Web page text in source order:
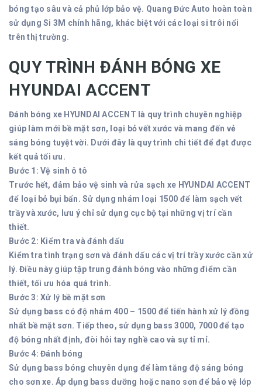
bóng tạo sâu và cả phủ lớp bảo vệ. Quang Đức Auto hoàn toàn
sử dụng Si 3M chính hãng, khác biệt với các loại si trôi nổi
trên thị trường.
QUY TRÌNH ĐÁNH BÓNG XE
HYUNDAI ACCENT
Đánh bóng xe HYUNDAI ACCENT là quy trình chuyên nghiệp
giúp làm mới bề mặt sơn, loại bỏ vết xước và mang đến vẻ
sáng bóng tuyệt vời. Dưới đây là quy trình chi tiết để đạt được
kết quả tối ưu.
Bước 1: Vệ sinh ô tô
Trước hết, đảm bảo vệ sinh và rửa sạch xe HYUNDAI ACCENT
để loại bỏ bụi bẩn. Sử dụng nhám loại 1500 để làm sạch vết
trầy và xước, lưu ý chỉ sử dụng cục bộ tại những vị trí cần
thiết.
Bước 2: Kiểm tra và đánh dấu
Kiểm tra tình trạng sơn và đánh dấu các vị trí trầy xước cần xử
lý. Điều này giúp tập trung đánh bóng vào những điểm cần
thiết, tối ưu hóa quá trình.
Bước 3: Xử lý bề mặt sơn
Sử dụng bass có độ nhám 400 – 1500 để tiến hành xử lý đồng
nhất bề mặt sơn. Tiếp theo, sử dụng bass 3000, 7000 để tạo
độ bóng nhất định, đòi hỏi tay nghề cao và sự tỉ mỉ.
Bước 4: Đánh bóng
Sử dụng bass bóng chuyên dụng để làm tăng độ sáng bóng
cho sơn xe. Áp dụng bass dưỡng hoặc nano sơn để bảo vệ lớp